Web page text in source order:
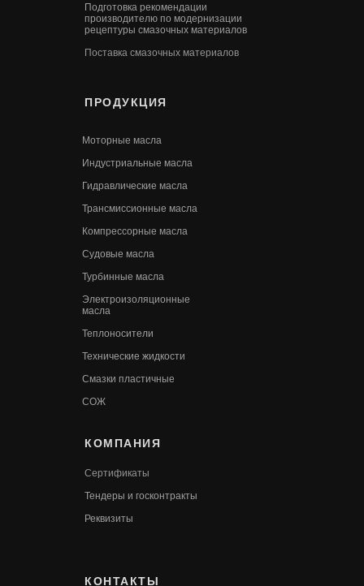
Подготовка рекомендации
производителю по модернизации
рецептуры смазочных материалов
Поставка смазочных материалов
ПРОДУКЦИЯ
КОМПАНИЯ
Моторные масла
Индустриальные масла
Гидравлические масла
Трансмиссионные масла
Компрессорные масла
Судовые масла
Турбинные масла
Электроизоляционные
масла
Теплоносители
Технические жидкости
Смазки пластичные
СОЖ
Сертификаты
Тендеры и госконтракты
Реквизиты
КОНТАКТЫ